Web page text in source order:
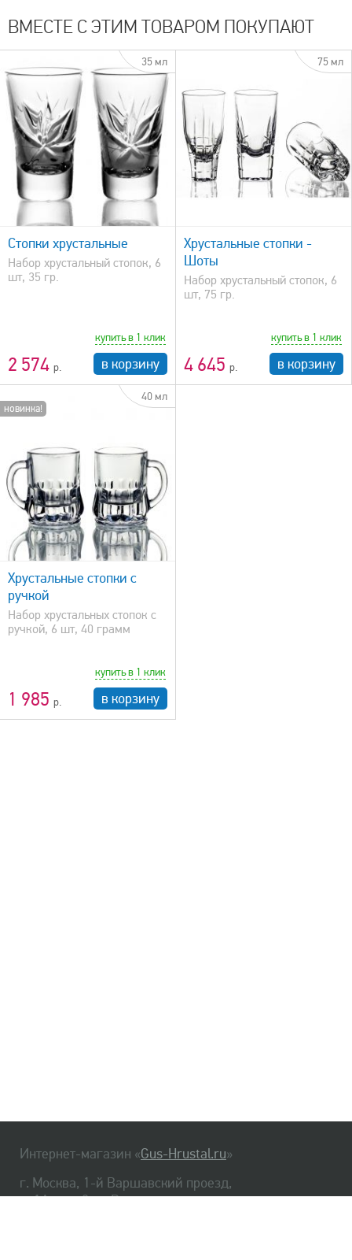
ВМЕСТЕ С ЭТИМ ТОВАРОМ ПОКУПАЮТ
35 мл
Стопки хрустальные
Набор хрустальный стопок, 6
шт, 35 гр.
2 574
купить в 1 клик
в корзину
75 мл
быстрый просмотр
Хрустальные стопки -
Шоты
Набор хрустальный стопок, 6
шт, 75 гр.
4 645
купить в 1 клик
в корзину
новинка!
40 мл
Хрустальные стопки с
ручкой
Набор хрустальных стопок с
ручкой, 6 шт, 40 грамм
1 985
купить в 1 клик
в корзину
Интернет-магазин «Gus-Hrustal.ru»
г. Москва, 1-й Варшавский проезд,
д. 1А, стр. 3, м. Варшавская